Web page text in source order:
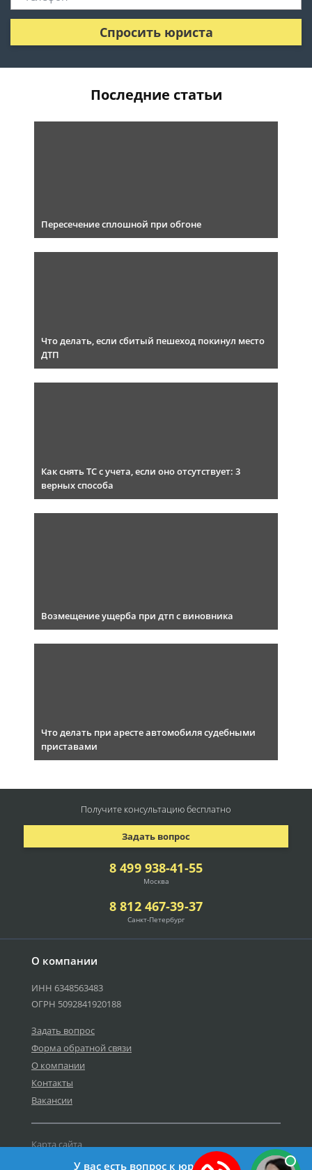
Спросить юриста
Последние статьи
Пересечение сплошной при обгоне
Что делать, если сбитый пешеход покинул место
ДТП
Как снять ТС с учета, если оно отсутствует: 3
верных способа
Возмещение ущерба при дтп с виновника
Что делать при аресте автомобиля судебными
приставами
О компании
ИНН 6348563483
ОГРН 5092841920188
Задать вопрос
Форма обратной связи
О компании
Контакты
Вакансии
Карта сайта
Политика персональных данных
8 499 938-41-55
Москва
8 812 467-39-37
Санкт-Петербург
Задать вопрос
Получите консультациюбесплатно
У вас есть вопрос к юристу?